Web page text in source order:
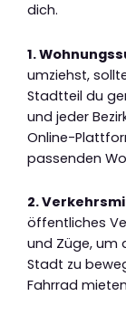
dich.
1.
umziehst,
Stadtteil du
und jeder
Online-
passenden
2.
öffentliches
und Züge, um
Stadt zu
Fahrrad